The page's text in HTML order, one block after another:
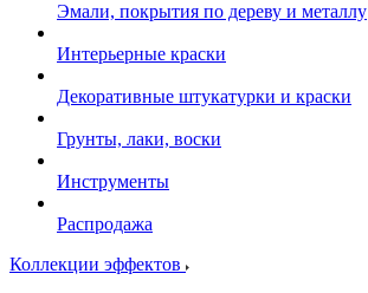
Эмали, покрытия по дереву и металлу
Интерьерные краски
Декоративные штукатурки и краски
Грунты, лаки, воски
Инструменты
Распродажа
Коллекции эффектов